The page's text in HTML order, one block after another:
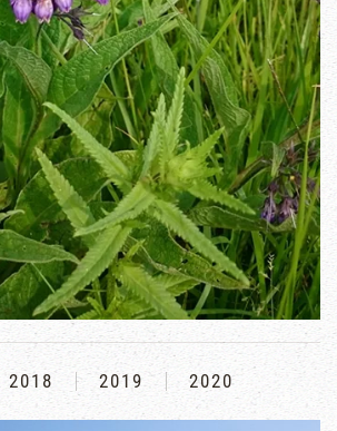
2018 2019 2020